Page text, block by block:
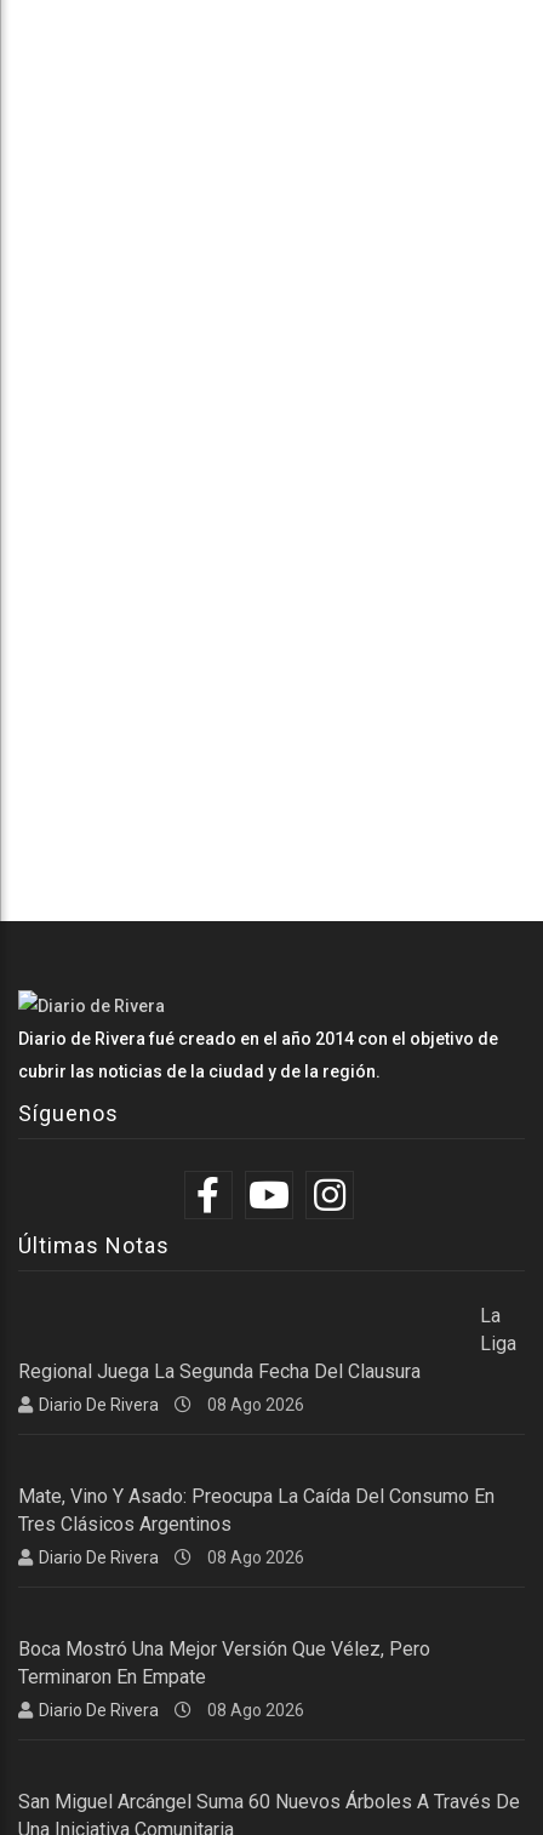
Diario de Rivera fué creado en el año 2014 con el objetivo de
cubrir las noticias de la ciudad y de la región.
Síguenos
Últimas Notas
La
Liga
Regional Juega La Segunda Fecha Del Clausura
Diario De Rivera 08 Ago 2026
Mate, Vino Y Asado: Preocupa La Caída Del Consumo En
Tres Clásicos Argentinos
Diario De Rivera 08 Ago 2026
Boca Mostró Una Mejor Versión Que Vélez, Pero
Terminaron En Empate
Diario De Rivera 08 Ago 2026
San Miguel Arcángel Suma 60 Nuevos Árboles A Través De
Una Iniciativa Comunitaria